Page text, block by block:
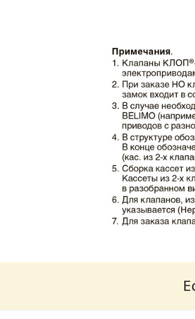
Размер: 862.34 Кб
Характеристики и